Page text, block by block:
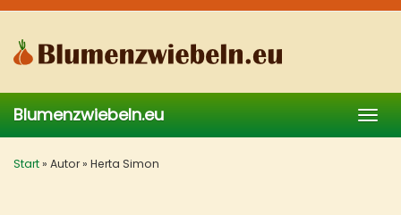
Skip
main
content
Blumenzwiebeln.eu
Start» Autor» Herta Simon